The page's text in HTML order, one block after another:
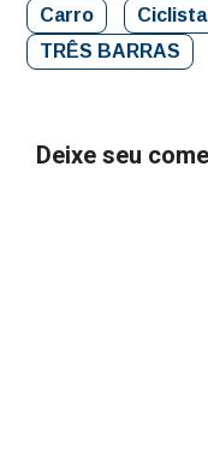
Carro
Ciclista
TRÊS BARRAS
Deixe seu